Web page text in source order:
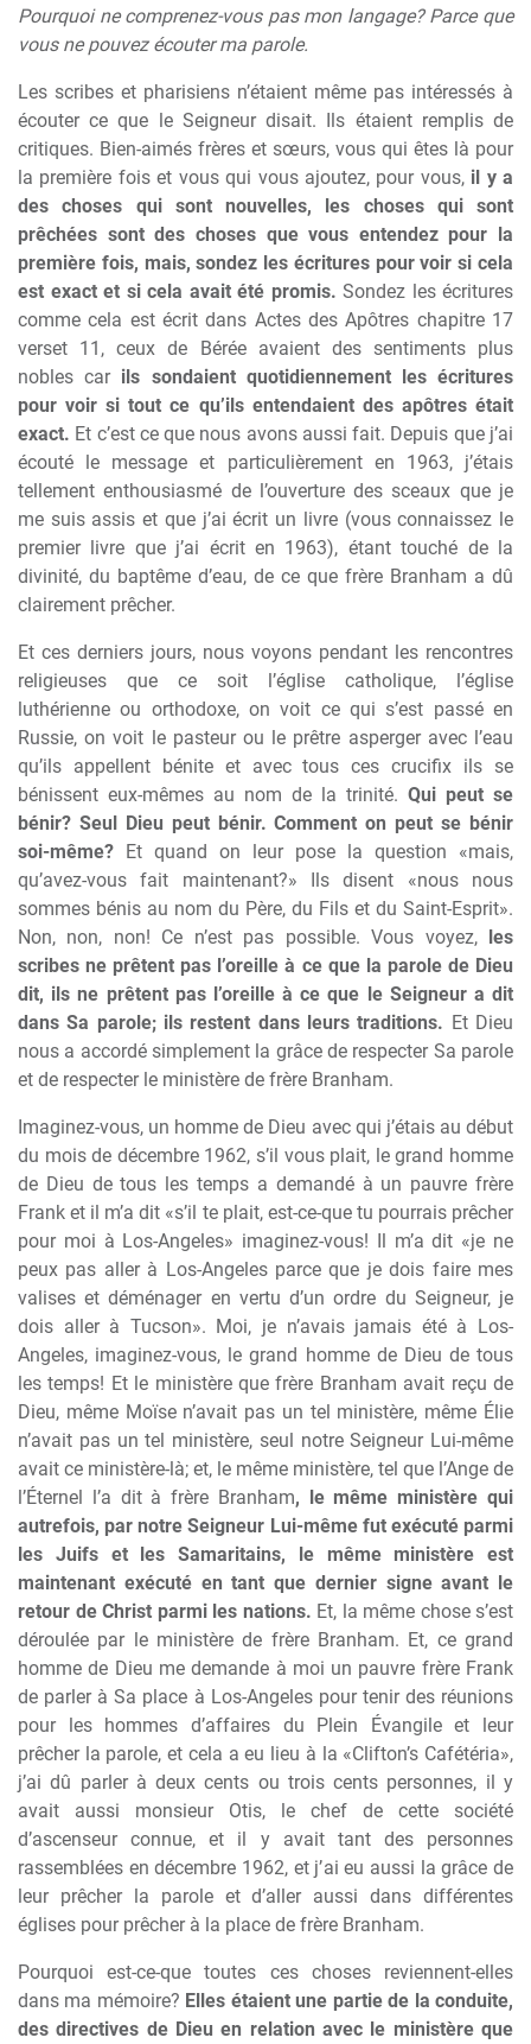
Pourquoi ne comprenez-vous pas mon langage? Parce que
vous ne pouvez écouter ma parole.
Les scribes et pharisiens n’étaient même pas intéressés à
écouter ce que le Seigneur disait. Ils étaient remplis de
critiques. Bien-aimés frères et sœurs, vous qui êtes là pour
la première fois et vous qui vous ajoutez, pour vous, il y a
des choses qui sont nouvelles, les choses qui sont
prêchées sont des choses que vous entendez pour la
première fois, mais, sondez les écritures pour voir si cela
est exact et si cela avait été promis. Sondez les écritures
comme cela est écrit dans Actes des Apôtres chapitre 17
verset 11, ceux de Bérée avaient des sentiments plus
nobles car ils sondaient quotidiennement les écritures
pour voir si tout ce qu’ils entendaient des apôtres était
exact. Et c’est ce que nous avons aussi fait. Depuis que j’ai
écouté le message et particulièrement en 1963, j’étais
tellement enthousiasmé de l’ouverture des sceaux que je
me suis assis et que j’ai écrit un livre (vous connaissez le
premier livre que j’ai écrit en 1963), étant touché de la
divinité, du baptême d’eau, de ce que frère Branham a dû
clairement prêcher.
Et ces derniers jours, nous voyons pendant les rencontres
religieuses que ce soit l’église catholique, l’église
luthérienne ou orthodoxe, on voit ce qui s’est passé en
Russie, on voit le pasteur ou le prêtre asperger avec l’eau
qu’ils appellent bénite et avec tous ces crucifix ils se
bénissent eux-mêmes au nom de la trinité. Qui peut se
bénir? Seul Dieu peut bénir. Comment on peut se bénir
soi-même? Et quand on leur pose la question «mais,
qu’avez-vous fait maintenant?» Ils disent «nous nous
sommes bénis au nom du Père, du Fils et du Saint-Esprit».
Non, non, non! Ce n’est pas possible. Vous voyez, les
scribes ne prêtent pas l’oreille à ce que la parole de Dieu
dit, ils ne prêtent pas l’oreille à ce que le Seigneur a dit
dans Sa parole; ils restent dans leurs traditions. Et Dieu
nous a accordé simplement la grâce de respecter Sa parole
et de respecter le ministère de frère Branham.
Imaginez-vous, un homme de Dieu avec qui j’étais au début
du mois de décembre 1962, s’il vous plait, le grand homme
de Dieu de tous les temps a demandé à un pauvre frère
Frank et il m’a dit «s’il te plait, est-ce-que tu pourrais prêcher
pour moi à Los-Angeles» imaginez-vous! Il m’a dit «je ne
peux pas aller à Los-Angeles parce que je dois faire mes
valises et déménager en vertu d’un ordre du Seigneur, je
dois aller à Tucson». Moi, je n’avais jamais été à Los-
Angeles, imaginez-vous, le grand homme de Dieu de tous
les temps! Et le ministère que frère Branham avait reçu de
Dieu, même Moïse n’avait pas un tel ministère, même Élie
n’avait pas un tel ministère, seul notre Seigneur Lui-même
avait ce ministère-là; et, le même ministère, tel que l’Ange de
l’Éternel l’a dit à frère Branham, le même ministère qui
autrefois, par notre Seigneur Lui-même fut exécuté parmi
les Juifs et les Samaritains, le même ministère est
maintenant exécuté en tant que dernier signe avant le
retour de Christ parmi les nations. Et, la même chose s’est
déroulée par le ministère de frère Branham. Et, ce grand
homme de Dieu me demande à moi un pauvre frère Frank
de parler à Sa place à Los-Angeles pour tenir des réunions
pour les hommes d’affaires du Plein Évangile et leur
prêcher la parole, et cela a eu lieu à la «Clifton’s Cafétéria»,
j’ai dû parler à deux cents ou trois cents personnes, il y
avait aussi monsieur Otis, le chef de cette société
d’ascenseur connue, et il y avait tant des personnes
rassemblées en décembre 1962, et j’ai eu aussi la grâce de
leur prêcher la parole et d’aller aussi dans différentes
églises pour prêcher à la place de frère Branham.
Pourquoi est-ce-que toutes ces choses reviennent-elles
dans ma mémoire? Elles étaient une partie de la conduite,
des directives de Dieu en relation avec le ministère que